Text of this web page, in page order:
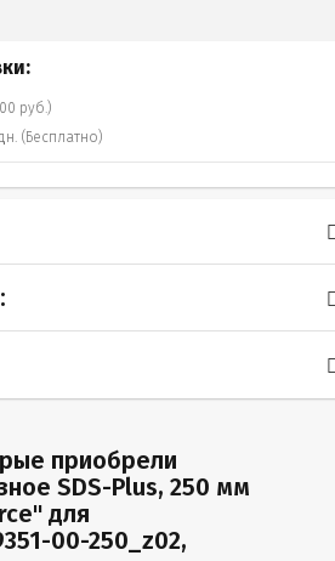
руб.)
(Бесплатно)
приобрели
SDS-Plus, 250 мм
для
00-250_z02,